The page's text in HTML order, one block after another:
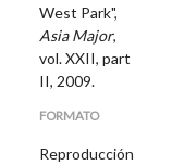
West Park",
Asia Major,
vol. XXII, part
II, 2009.
FORMATO
Reproducción